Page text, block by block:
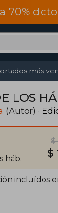
70%
más
LOS
(Autor) ·
háb.
$
$
incluídos